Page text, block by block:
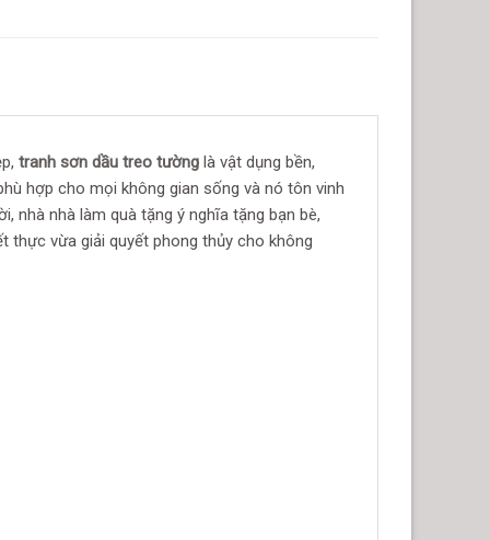
tranh sơn dầu treo tường là vật dụng bền,
hợp cho mọi không gian sống và nó tôn vinh
nhà nhà làm quà tặng ý nghĩa tặng bạn bè,
thực vừa giải quyết phong thủy cho không